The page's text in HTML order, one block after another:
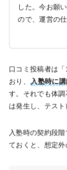
した。今お願
ので、運営の
口コミ投稿者は
おり、 入塾時に
す。それでも体
は発生し、テス
入塾時の契約段
ておくと、想定外